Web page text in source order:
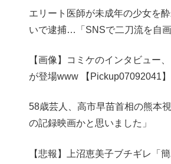
エリート医師が未成年の少女を
いで逮捕…「SNSで二刀流を自
【画像】コミケのインタビュー
が登場www 【Pickup07092041】
58歳芸人、高市早苗首相の熊本
の記録映画かと思いました」
【悲報】上沼恵美子ブチギレ「